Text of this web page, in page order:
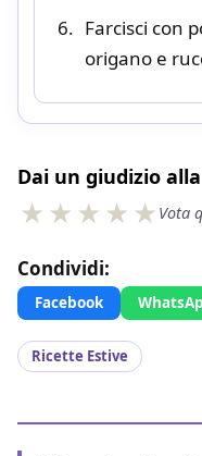
Farcisci con
origano e
Dai un giudizio
Vota
Condividi:
Facebook
Ricette Estive